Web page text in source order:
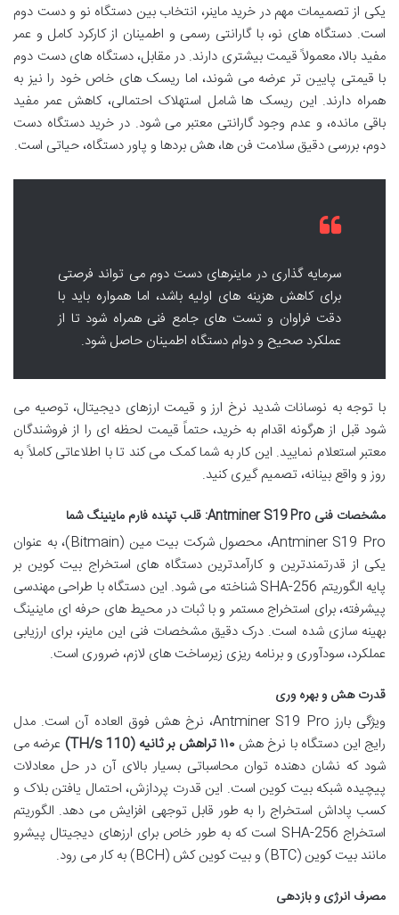
یکی از تصمیمات مهم در خرید ماینر، انتخاب بین دستگاه نو و دست دوم
است. دستگاه های نو، با گارانتی رسمی و اطمینان از کارکرد کامل و عمر
مفید بالا، معمولاً قیمت بیشتری دارند. در مقابل، دستگاه های دست دوم
با قیمتی پایین تر عرضه می شوند، اما ریسک های خاص خود را نیز به
همراه دارند. این ریسک ها شامل استهلاک احتمالی، کاهش عمر مفید
باقی مانده، و عدم وجود گارانتی معتبر می شود. در خرید دستگاه دست
دوم، بررسی دقیق سلامت فن ها، هش بردها و پاور دستگاه، حیاتی است.
سرمایه گذاری در ماینرهای دست دوم می تواند فرصتی
برای کاهش هزینه های اولیه باشد، اما همواره باید با
دقت فراوان و تست های جامع فنی همراه شود تا از
عملکرد صحیح و دوام دستگاه اطمینان حاصل شود.
با توجه به نوسانات شدید نرخ ارز و قیمت ارزهای دیجیتال، توصیه می
شود قبل از هرگونه اقدام به خرید، حتماً قیمت لحظه ای را از فروشندگان
معتبر استعلام نمایید. این کار به شما کمک می کند تا با اطلاعاتی کاملاً به
روز و واقع بینانه، تصمیم گیری کنید.
مشخصات فنی Antminer S19 Pro: قلب تپنده فارم ماینینگ شما
Antminer S19 Pro، محصول شرکت بیت مین (Bitmain)، به عنوان
یکی از قدرتمندترین و کارآمدترین دستگاه های استخراج بیت کوین بر
پایه الگوریتم SHA-256 شناخته می شود. این دستگاه با طراحی مهندسی
پیشرفته، برای استخراج مستمر و با ثبات در محیط های حرفه ای ماینینگ
بهینه سازی شده است. درک دقیق مشخصات فنی این ماینر، برای ارزیابی
عملکرد، سودآوری و برنامه ریزی زیرساخت های لازم، ضروری است.
قدرت هش و بهره وری
ویژگی بارز Antminer S19 Pro، نرخ هش فوق العاده آن است. مدل
رایج این دستگاه با نرخ هش ۱۱۰ تراهش بر ثانیه (110 TH/s)
عرضه می
شود که نشان دهنده توان محاسباتی بسیار بالای آن در حل معادلات
پیچیده شبکه بیت کوین است. این قدرت پردازش، احتمال یافتن بلاک و
کسب پاداش استخراج را به طور قابل توجهی افزایش می دهد. الگوریتم
استخراج SHA-256 است که به طور خاص برای ارزهای دیجیتال پیشرو
مانند بیت کوین (BTC) و بیت کوین کش (BCH) به کار می رود.
مصرف انرژی و بازدهی